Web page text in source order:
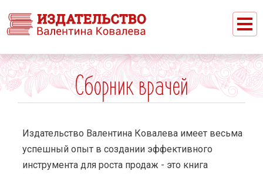
Вы здесь Сборник врачей
Издательство Валентина Ковалева имеет весьма
успешный опыт в создании эффективного
инструмента для роста продаж - это книга